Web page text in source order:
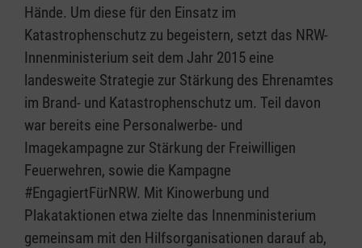
Hände. Um diese für den Einsatz im
Katastrophenschutz zu begeistern, setzt das NRW-
Innenministerium seit dem Jahr 2015 eine
landesweite Strategie zur Stärkung des Ehrenamtes
im Brand- und Katastrophenschutz um. Teil davon
war bereits eine Personalwerbe- und
Imagekampagne zur Stärkung der Freiwilligen
Feuerwehren, sowie die Kampagne
#EngagiertFürNRW. Mit Kinowerbung und
Plakataktionen etwa zielte das Innenministerium
gemeinsam mit den Hilfsorganisationen darauf ab,